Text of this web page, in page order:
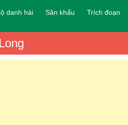
danh hài Sân khấu Trích đoạn